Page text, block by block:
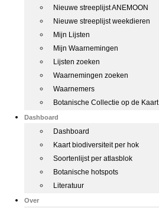
Nieuwe streeplijst ANEMOON
Nieuwe streeplijst weekdieren
Mijn Lijsten
Mijn Waarnemingen
Lijsten zoeken
Waarnemingen zoeken
Waarnemers
Botanische Collectie op de Kaart
Dashboard
Dashboard
Kaart biodiversiteit per hok
Soortenlijst per atlasblok
Botanische hotspots
Literatuur
Over